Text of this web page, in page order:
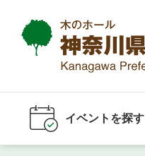
イベントを探す